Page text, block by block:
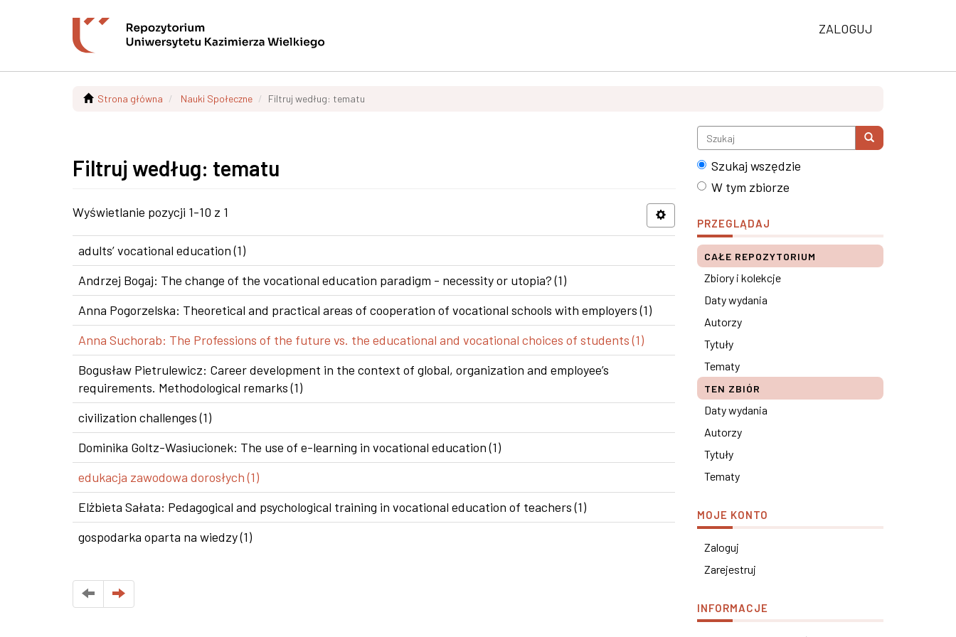
ZALOGUJ
Strona główna Nauki Społeczne Filtruj według: tematu
Filtruj według: tematu
Wyświetlanie pozycji 1-10 z 1
adults’ vocational education (1)
Andrzej Bogaj: The change of the vocational education paradigm - necessity or utopia? (1)
Anna Pogorzelska: Theoretical and practical areas of cooperation of vocational schools with employers (1)
Anna Suchorab: The Professions of the future vs. the educational and vocational choices of students (1)
Bogusław Pietrulewicz: Career development in the context of global, organization and employee’s
requirements. Methodological remarks (1)
civilization challenges (1)
Dominika Goltz-Wasiucionek: The use of e-learning in vocational education (1)
edukacja zawodowa dorosłych (1)
Elżbieta Sałata: Pedagogical and psychological training in vocational education of teachers (1)
gospodarka oparta na wiedzy (1)
Szukaj wszędzie
W tym zbiorze
PRZEGLĄDAJ
CAŁE REPOZYTORIUM
Zbiory i kolekcje
Daty wydania
Autorzy
Tytuły
Tematy
TEN ZBIÓR
Daty wydania
Autorzy
Tytuły
Tematy
MOJE KONTO
Zaloguj
Zarejestruj
INFORMACJE